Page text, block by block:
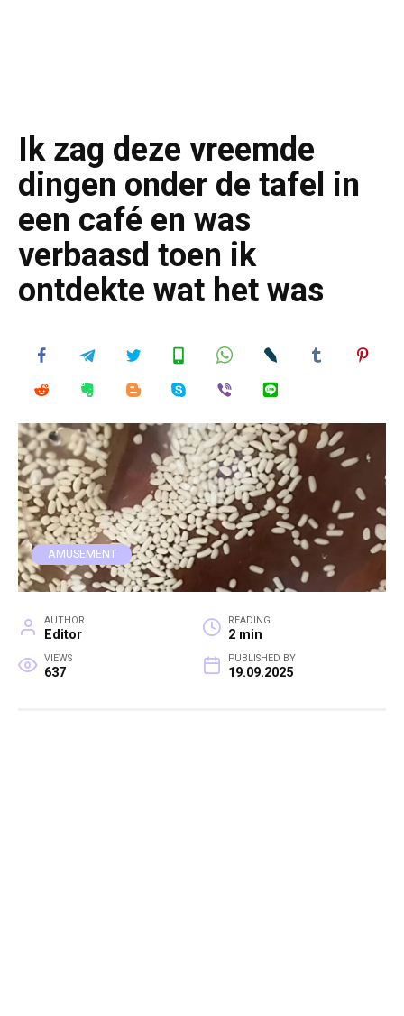
Ik zag deze vreemde
dingen onder de tafel in
een café en was
verbaasd toen ik
ontdekte wat het was
AMUSEMENT
AUTHOR
Editor
READING
2 min
VIEWS
637
PUBLISHED BY
19.09.2025